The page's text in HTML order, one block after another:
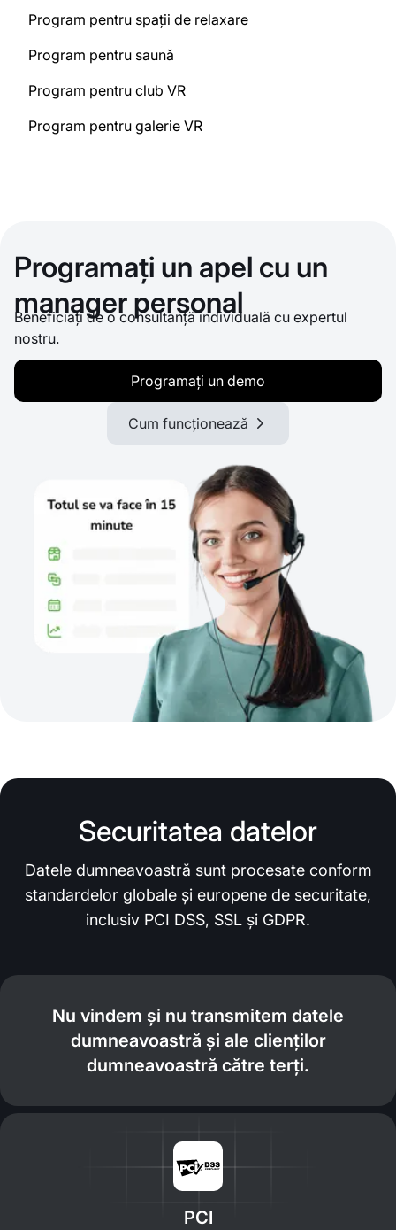
Program pentru spații de relaxare
Program pentru saună
Program pentru club VR
Program pentru galerie VR
Programați un apel cu un
manager personal
Beneficiați de o consultanță individuală cu expertul
nostru.
Programați un demo
Cum funcționează
Securitatea datelor
Datele dumneavoastră sunt procesate conform
standardelor globale și europene de securitate,
inclusiv PCI DSS, SSL și GDPR.
Nu vindem și nu transmitem datele
dumneavoastră și ale clienților
dumneavoastră către terți.
PCI